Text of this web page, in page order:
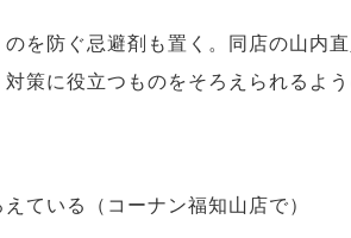
を防ぐ忌避剤も置く。同店の山内
策に役立つものをそろえられるよう
ている（コーナン福知山店で）